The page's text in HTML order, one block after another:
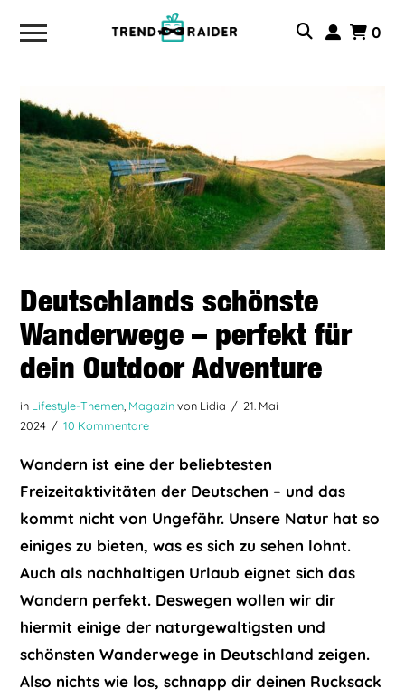
0
Deutschlands schönste
Wanderwege – perfekt für
dein Outdoor Adventure
in Lifestyle-Themen Magazinvon Lidia
21. Mai
2024
10 Kommentare
Wandern ist eine der beliebtesten
Freizeitaktivitäten der Deutschen – und das
kommt nicht von Ungefähr. Unsere Natur hat so
einiges zu bieten, was es sich zu sehen lohnt.
Auch als nachhaltigen Urlaub eignet sich das
Wandern perfekt. Deswegen wollen wir dir
hiermit einige der naturgewaltigsten und
schönsten Wanderwege in Deutschland zeigen.
Also nichts wie los, schnapp dir deinen Rucksack